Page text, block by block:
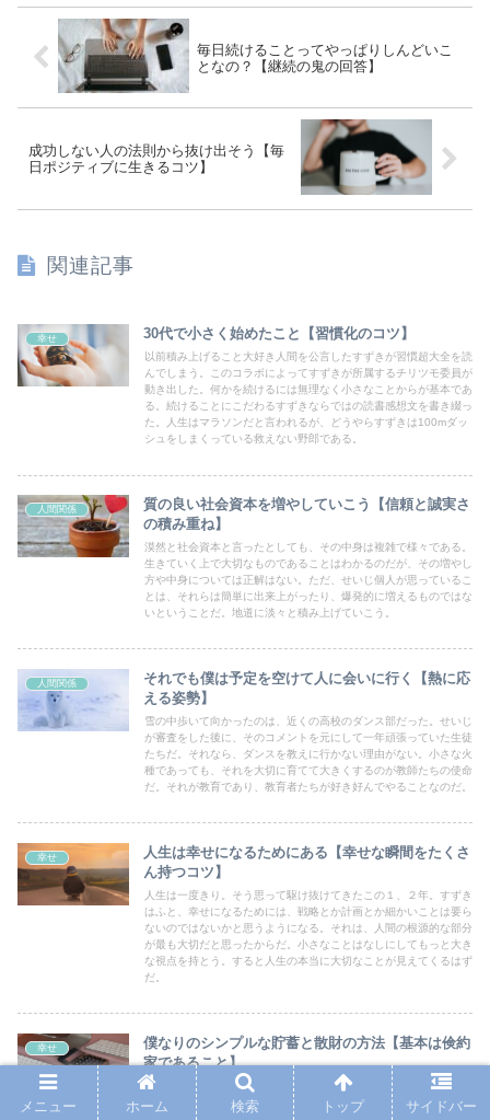
毎日続けることってやっぱりしんどいこ
となの？【継続の鬼の回答】
成功しない人の法則から抜け出そう【毎
日ポジティブに生きるコツ】
関連記事
幸せ 30代で小さく始めたこと【習慣化のコツ】
以前積み上げること大好き人間を公言したすずきが習慣超大全を読
んでしまう。このコラボによってすずきが所属するチリツモ委員が
動き出した。何かを続けるには無理なく小さなことからが基本であ
る。続けることにこだわるすずきならではの読書感想文を書き綴っ
た。人生はマラソンだと言われるが、どうやらすずきは100mダッ
シュをしまくっている救えない野郎である。
人間関係
質の良い社会資本を増やしていこう【信頼と誠実さ
の積み重ね】
漠然と社会資本と言ったとしても、その中身は複雑で様々である。
生きていく上で大切なものであることはわかるのだが、その増やし
方や中身については正解はない。ただ、せいじ個人が思っているこ
とは、それらは簡単に出来上がったり、爆発的に増えるものではな
いということだ。地道に淡々と積み上げていこう。
人間関係
それでも僕は予定を空けて人に会いに行く【熱に応
える姿勢】
雪の中歩いて向かったのは、近くの高校のダンス部だった。せいじ
が審査をした後に、そのコメントを元にして一年頑張っていた生徒
たちだ。それなら、ダンスを教えに行かない理由がない。小さな火
種であっても、それを大切に育てて大きくするのが教師たちの使命
だ。それが教育であり、教育者たちが好き好んでやることなのだ。
幸せ
人生は幸せになるためにある【幸せな瞬間をたくさ
ん持つコツ】
人生は一度きり。そう思って駆け抜けてきたこの１、２年。すずき
はふと、幸せになるためには、戦略とか計画とか細かいことは要ら
ないのではないかと思うようになる。それは、人間の根源的な部分
が最も大切だと思ったからだ。小さなことはなしにしてもっと大き
な視点を持とう。すると人生の本当に大切なことが見えてくるはず
だ。
幸せ
僕なりのシンプルな貯蓄と散財の方法【基本は倹約
家であること】
せいじは散財していた。しかし元々倹約家の気質があったからなの
か、月々の固定費を入れても使っている額は20万円前後だった。
メニュー ホーム 検索 トップ サイドバー